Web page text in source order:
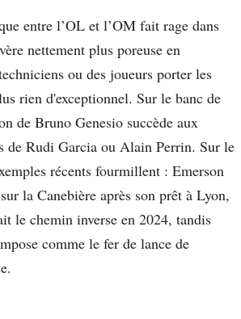
entre l’OL et l’OM fait rage dans
nettement plus poreuse en
ou des joueurs porter les
rien d'exceptionnel. Sur le banc de
de Bruno Genesio succède aux
de Rudi Garcia ou Alain Perrin. Sur le
récents fourmillent : Emerson
la Canebière après son prêt à Lyon,
le chemin inverse en 2024, tandis
comme le fer de lance de